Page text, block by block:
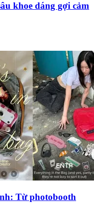
khoe dáng gợi cảm
Từ photobooth